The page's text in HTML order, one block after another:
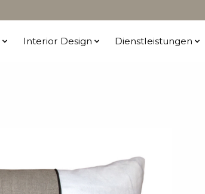
Interior Design Dienstleistungen